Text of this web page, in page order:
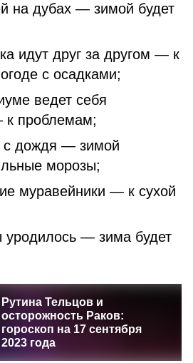
на дубах — зимой будет
идут друг за другом — к
с осадками;
ведет себя
к проблемам;
с дождя — зимой
морозы;
муравейники — к сухой
уродилось — зима будет
Рутина Тельцов и
осторожность Раков:
гороскоп на 17 сентября
2023 года